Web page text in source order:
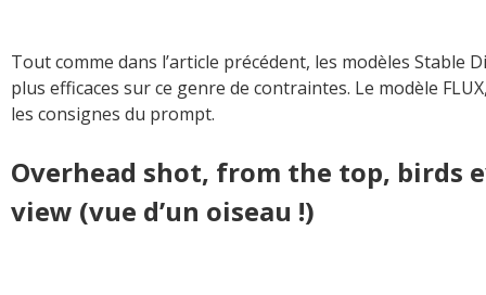
Tout comme dans l’article précédent, les modèles Stable
plus efficaces sur ce genre de contraintes. Le modèle
les consignes du prompt.
Overhead shot, from the top, birds
view (vue d’un oiseau !)